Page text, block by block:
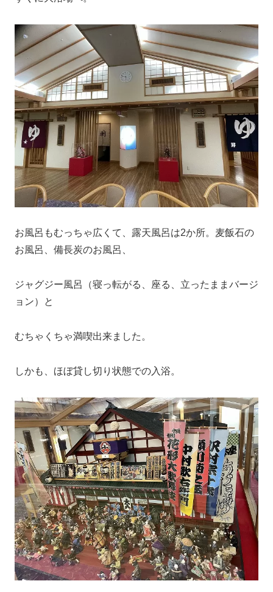
お風呂もむっちゃ広くて、露天風呂は2か所。麦飯石の
お風呂、備長炭のお風呂、
ジャグジー風呂（寝っ転がる、座る、立ったままバージ
ョン）と
むちゃくちゃ満喫出来ました。
しかも、ほぼ貸し切り状態での入浴。